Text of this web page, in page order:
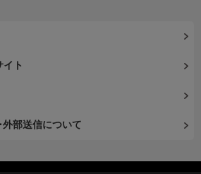
ト
部送信について